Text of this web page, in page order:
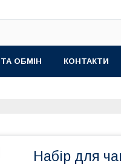
ОБМІН КОНТАКТИ
Набір для